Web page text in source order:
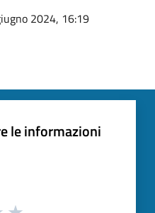
2024, 16:19
le informazioni